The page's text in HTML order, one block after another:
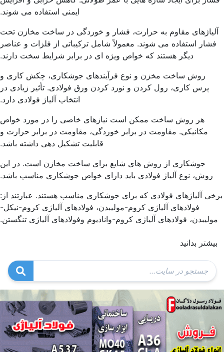
ایمنی استفاده می شوند.
مقاوم به حرارت، فشار و خوردگی در ساخت مخازن تحت
فشار استفاده می شوند. معمولاً شامل ترکیباتی از فلزات و عناصر
دیگر هستند که خواص ویژه ای در برابر شرایط سخت دارند.
روش ساخت مخزن و نوع فرآیندهای جوشکاری، چکش کاری و
پرس کاری، رول کردن و نورد کردن ورق فولادی. تأثیر زیادی در
انتخاب آلیاژ فولادی دارد.
هر روش ساخت ممکن است نیازهای خاصی را در مورد خواص
مکانیکی. مقاومت در برابر خوردگی، مقاومت در برابر حرارت و
قابلیت تشکیل دهی داشته باشد.
جوشکاری از روش های شایع برای ساخت مخازن است. در این
روش، نوع آلیاژ فولادی باید دارای خواص جوشکاری مناسب باشد.
آلیاژهای فولادی که برای جوشکاری مناسب هستند. عبارتند از:
فولادهای آلیاژی کروم-مولیبدن، فولادهای آلیاژی کروم-نیکل-
فولادهای آلیاژی کروم-وانادیوم وفولادهای آلیاژی تنگستن.
بدانید